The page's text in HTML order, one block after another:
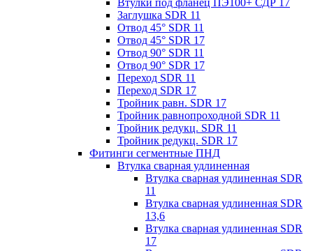
Втулки под фланец ПЭ100+ СДР 17
Заглушка SDR 11
Отвод 45° SDR 11
Отвод 45° SDR 17
Отвод 90° SDR 11
Отвод 90° SDR 17
Переход SDR 11
Переход SDR 17
Тройник равн. SDR 17
Тройник равнопроходной SDR 11
Тройник редукц. SDR 11
Тройник редукц. SDR 17
Фитинги сегментные ПНД
Втулка сварная удлиненная
Втулка сварная удлиненная SDR
11
Втулка сварная удлиненная SDR
13,6
Втулка сварная удлиненная SDR
17